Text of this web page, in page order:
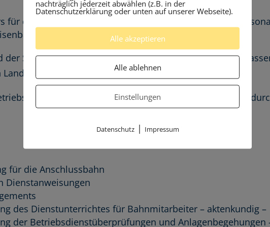
für die Anschlussbahn für „Anschließer“ mit eigenem
der Stellvertreter benötigen die Ausbildung in einer
für Bahnaufsicht (LfB).
und des Stellvertreters im Unternehmen sind
für die Anschlussbahn
Dienstanweisungen
des Dienstunterrichtes für Bahnmitarbeiter – aktenkundig –
der Betriebsdienstüberprüfungen und Anlagenbegehungen
nachträglich jederzeit abwählen (z.B. in der
Datenschutzerklärung oder unten auf unserer Webseite).
Alle akzeptieren
Alle ablehnen
Einstellungen
Datenschutz| Impressum